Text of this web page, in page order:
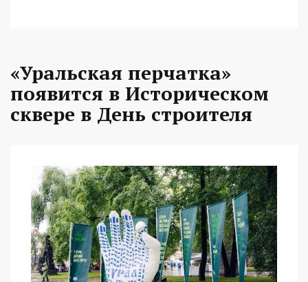
«Уральская перчатка»
появится в Историческом
сквере в День строителя